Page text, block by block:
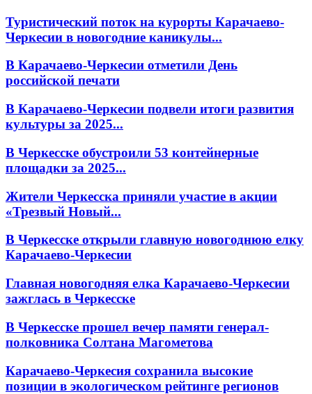
Туристический поток на курорты Карачаево-
Черкесии в новогодние каникулы...
В Карачаево-Черкесии отметили День
российской печати
В Карачаево-Черкесии подвели итоги развития
культуры за 2025...
В Черкесске обустроили 53 контейнерные
площадки за 2025...
Жители Черкесска приняли участие в акции
«Трезвый Новый...
В Черкесске открыли главную новогоднюю елку
Карачаево-Черкесии
Главная новогодняя елка Карачаево-Черкесии
зажглась в Черкесске
В Черкесске прошел вечер памяти генерал-
полковника Солтана Магометова
Карачаево-Черкесия сохранила высокие
позиции в экологическом рейтинге регионов